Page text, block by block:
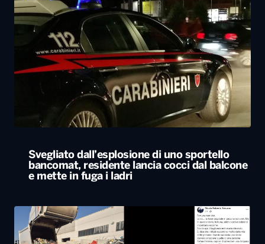
Svegliato dall’esplosione di uno sportello
bancomat, residente lancia cocci dal balcone
e mette in fuga i ladri